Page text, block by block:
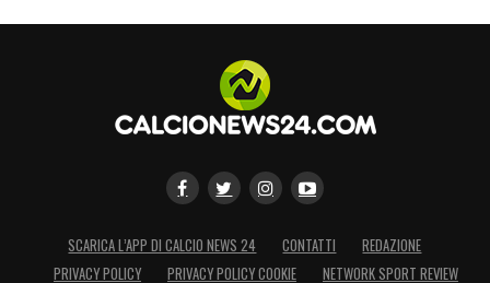
SCARICA L’APP DI CALCIO NEWS 24 CONTATTI
REDAZIONE
PRIVACY POLICY
PRIVACY POLICY COOKIE NETWORK SPORT REVIEW